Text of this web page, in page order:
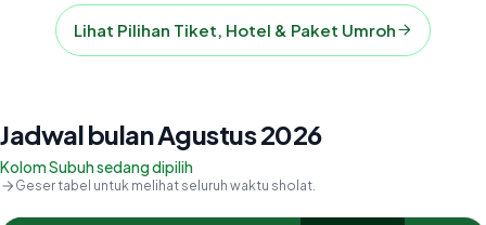
Lihat Pilihan Tiket, Hotel & Paket Umroh
Jadwal bulan Agustus 2026
Kolom Subuh sedang dipilih
Geser tabel untuk melihat seluruh waktu sholat.